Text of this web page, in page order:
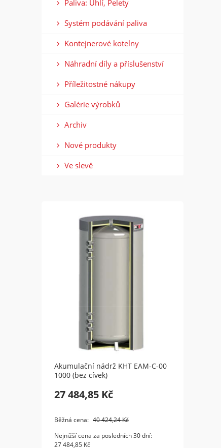
Paliva: Uhlí, Pelety
Systém podávání paliva
Kontejnerové kotelny
Náhradní díly a příslušenství
Příležitostné nákupy
Galérie výrobků
Archiv
Nové produkty
Ve slevě
Akumulační nádrž KHT EAM-C-00
1000 (bez cívek)
27 484,85 Kč
Běžná cena: 40 424,24 Kč
Nejnižší cena za posledních 30 dní:
27 484,85 Kč